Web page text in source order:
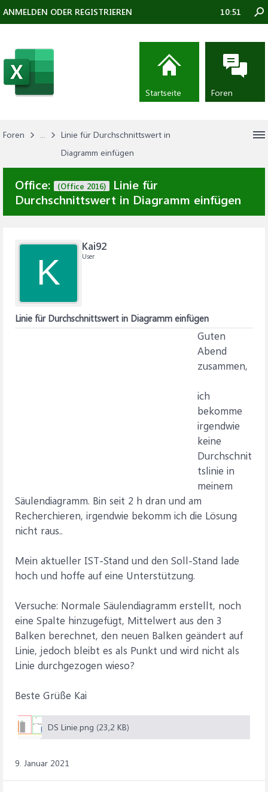
Foren ...
Linie für Durchschnittswert in
Diagramm einfügen
Office: (Office 2016)
Linie für
Durchschnittswert in Diagramm einfügen
K
Kai92
User
Linie für Durchschnittswert in Diagramm einfügen
Guten
Abend
zusammen,
ich
bekomme
irgendwie
keine
Durchschnit
tslinie in
meinem
Säulendiagramm. Bin seit 2 h dran und am
Recherchieren, irgendwie bekomm ich die Lösung
nicht raus..
Mein aktueller IST-Stand und den Soll-Stand lade
hoch und hoffe auf eine Unterstützung.
Versuche: Normale Säulendiagramm erstellt, noch
eine Spalte hinzugefügt, Mittelwert aus den 3
Balken berechnet, den neuen Balken geändert auf
Linie, jedoch bleibt es als Punkt und wird nicht als
Linie durchgezogen wieso?
Beste Grüße Kai
DS Linie.png (23,2 KB)
9. Januar 2021
ANMELDEN ODER REGISTRIEREN 10:51
Startseite Foren